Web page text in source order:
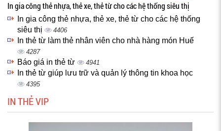
In gia công thẻ nhựa, thẻ xe, thẻ từ cho các hệ thống siêu thị
In gia công thẻ nhựa, thẻ xe, thẻ từ cho các hệ thống
siêu thị
4406
In thẻ từ làm thẻ nhân viên cho nhà hàng món Huế
4287
Báo giá in thẻ từ 4941
In thẻ từ giúp lưu trữ và quản lý thông tin khoa học
4395
IN THẺ VIP